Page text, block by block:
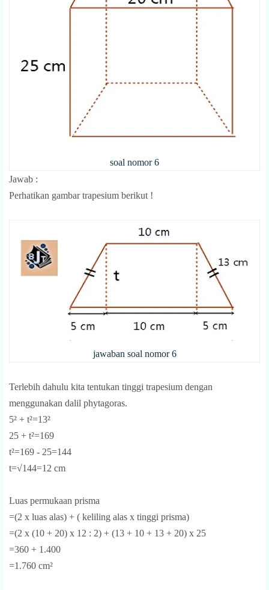
soal nomor 6
Jawab :
Perhatikan gambar trapesium berikut !
jawaban soal nomor 6
Terlebih dahulu kita tentukan tinggi trapesium dengan
menggunakan dalil phytagoras.
5² + t²=13²
25 + t²=169
t²=169 - 25=144
t=√144=12 cm
Luas permukaan prisma
=(2 x luas alas) + ( keliling alas x tinggi prisma)
=(2 x (10 + 20) x 12 : 2) + (13 + 10 + 13 + 20) x 25
=360 + 1.400
=1.760 cm²